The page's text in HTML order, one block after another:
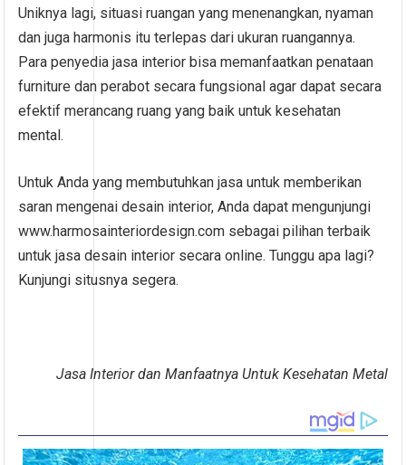
Uniknya lagi, situasi ruangan yang menenangkan, nyaman
dan juga harmonis itu terlepas dari ukuran ruangannya.
Para penyedia jasa interior bisa memanfaatkan penataan
furniture dan perabot secara fungsional agar dapat secara
efektif merancang ruang yang baik untuk kesehatan
mental.
Untuk Anda yang membutuhkan jasa untuk memberikan
saran mengenai desain interior, Anda dapat mengunjungi
www.harmosainteriordesign.com sebagai pilihan terbaik
untuk jasa desain interior secara online. Tunggu apa lagi?
Kunjungi situsnya segera.
Jasa Interior dan Manfaatnya Untuk Kesehatan Metal